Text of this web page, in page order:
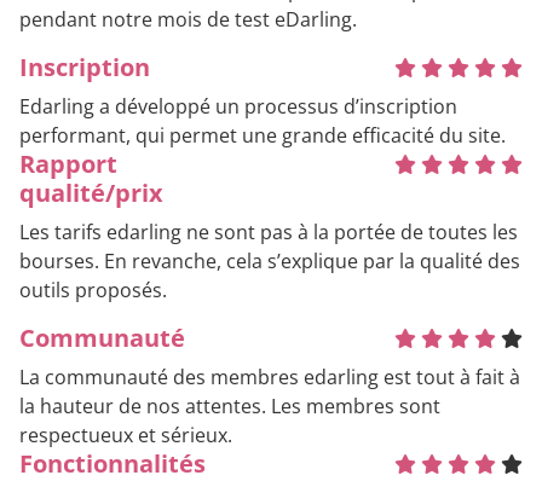
pendant notre mois de test eDarling.
Inscription
Edarling a développé un processus d’inscription
performant, qui permet une grande efficacité du site.
Rapport
qualité/prix
Les tarifs edarling ne sont pas à la portée de toutes les
bourses. En revanche, cela s’explique par la qualité des
outils proposés.
Communauté
La communauté des membres edarling est tout à fait à
la hauteur de nos attentes. Les membres sont
respectueux et sérieux.
Fonctionnalités